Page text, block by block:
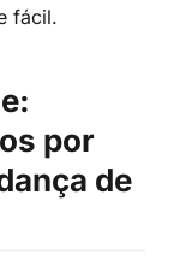
fácil.
por
de